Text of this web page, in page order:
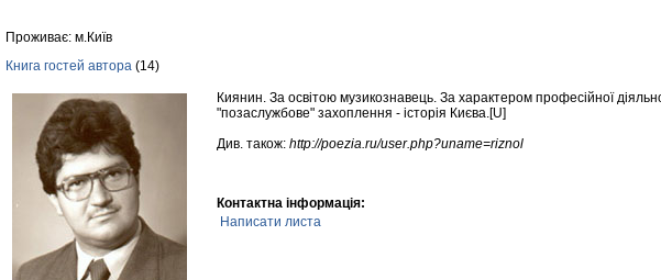
Проживає: м.Київ
Книга гостей автора (14)
Киянин. За освітою музикознавець. За характером професійної
"позаслужбове" захоплення - історія Києва.[U]
Див. також: http://poezia.ru/user.php?uname=riznol
Контактна інформація:
Написати листа